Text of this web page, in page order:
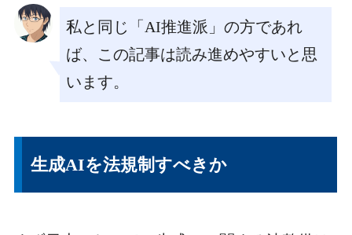
私と同じ「AI推進派」の方であれ
ば、この記事は読み進めやすいと思
います。
生成AIを法規制すべきか